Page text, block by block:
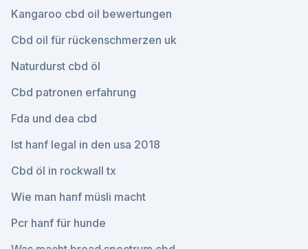
Kangaroo cbd oil bewertungen
Cbd oil für rückenschmerzen uk
Naturdurst cbd öl
Cbd patronen erfahrung
Fda und dea cbd
Ist hanf legal in den usa 2018
Cbd öl in rockwall tx
Wie man hanf müsli macht
Pcr hanf für hunde